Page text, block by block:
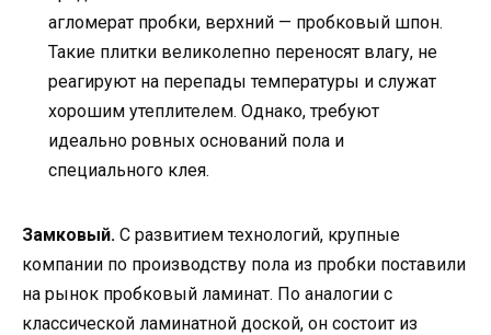
агломерат пробки, верхний — пробковый шпон.
Такие плитки великолепно переносят влагу, не
реагируют на перепады температуры и служат
хорошим утеплителем. Однако, требуют
идеально ровных оснований пола и
специального клея.
Замковый. С развитием технологий, крупные
компании по производству пола из пробки поставили
на рынок пробковый ламинат. По аналогии с
классической ламинатной доской, он состоит из